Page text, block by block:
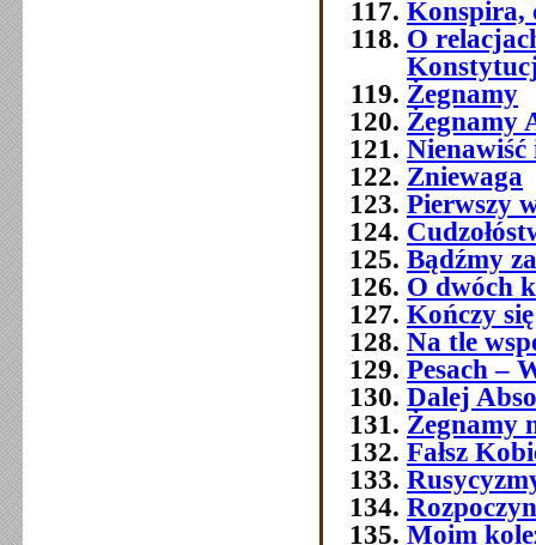
Konspira,
O
Żegnamy
Żegnamy
Nienawiść
Zniewaga
Pierwszy
Bądźmy
O dwóch
Kończy
Na tle
Pesach –
Dalej
Żegnamy
Fałsz
Moim